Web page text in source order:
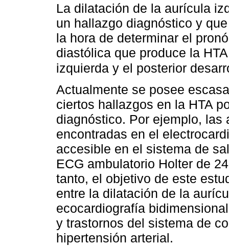
La dilatación de la aurícula
un hallazgo diagnóstico y
la hora de determinar el
diastólica que produce la
izquierda y el posterior
Actualmente se posee
ciertos hallazgos en la HTA
diagnóstico. Por ejemplo, las
encontradas en el
accesible en el sistema de
ECG ambulatorio Holter de
tanto, el objetivo de este
entre la dilatación de la
ecocardiografía
y trastornos del sistema de
hipertensión arterial.